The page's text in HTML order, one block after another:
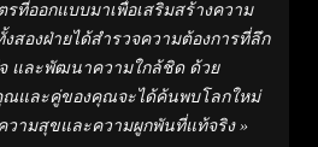
รที่ออกแบบมาเพื่อเสริมสร้างความ
สองฝ่ายได้สำรวจความต้องการที่ลึก
และพัฒนาความใกล้ชิด ด้วย
ณและคู่ของคุณจะได้ค้นพบโลกใหม่
วามสุขและความผูกพันที่แท้จริง »